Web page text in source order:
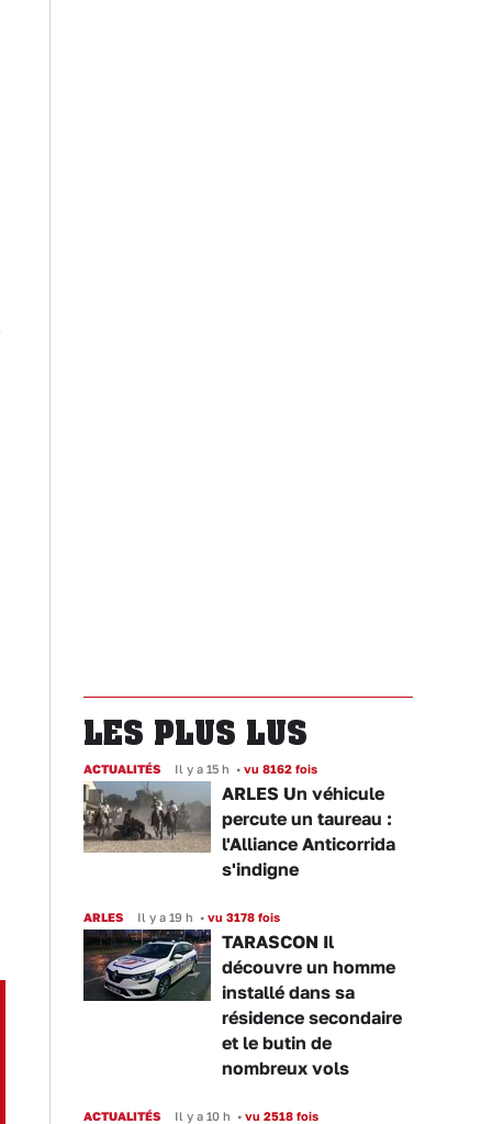
LES PLUS LUS
ACTUALITÉS Il y a 15 h • vu 8162 fois
ARLES Un véhicule
percute un taureau :
l'Alliance Anticorrida
s'indigne
ARLES Il y a 19 h • vu 3178 fois
TARASCON Il
découvre un homme
installé dans sa
résidence secondaire
et le butin de
nombreux vols
ACTUALITÉS Il y a 10 h • vu 2518 fois